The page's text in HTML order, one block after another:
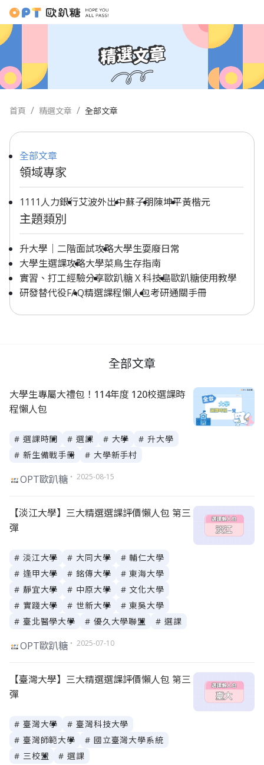
首頁 精選文章 全部文章
全部文章
領域專家
1111人力銀行艾波外出中蘇子朋陳坤平黃楷元
主題類別
升大學｜二階面試攻略大學生耍廢日常
大學生選課攻略大學菜鳥生存指南
實習、打工經驗分享歐趴糖 X 科技島歐趴糖使用教學
研發替代役FAQ精選課程懶人包考研通關手冊
全部文章
大學生專屬大禮包！114年度 120校選課時
程懶人包
# 選課時間 # 選課 # 大學
# 升大學
# 新生備戰手冊
# 大學新手村
OPT歐趴糖 ・ 2025-08-15
【淡江大學】三大精選選課評價懶人包 第三
彈
# 淡江大學 # 大同大學
# 輔仁大學
# 逢甲大學
# 銘傳大學
# 東海大學
# 靜宜大學
# 中原大學
# 文化大學
# 實踐大學
# 世新大學
# 東吳大學
# 臺北醫學大學
# 優久大學聯盟 # 選課
OPT歐趴糖 ・ 2025-07-10
【臺灣大學】三大精選選課評價懶人包 第三
彈
# 臺灣大學
# 臺灣科技大學
# 臺灣師範大學
# 國立臺灣大學系統
# 三校盟
# 選課